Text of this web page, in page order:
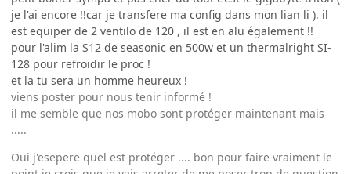
je l'ai encore !!car je transfere ma config dans mon lian li ). il
est equiper de 2 ventilo de 120 , il est en alu également !!
pour l'alim la S12 de seasonic en 500w et un thermalright SI-
128 pour refroidir le proc !
et la tu sera un homme heureux !
viens poster pour nous tenir informé !
il me semble que nos mobo sont protéger maintenant mais
.....
Oui j'esepere quel est protéger .... bon pour faire vraiment le